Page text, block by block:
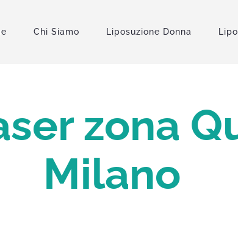
Chi Siamo Liposuzione Donna
zona
Milano